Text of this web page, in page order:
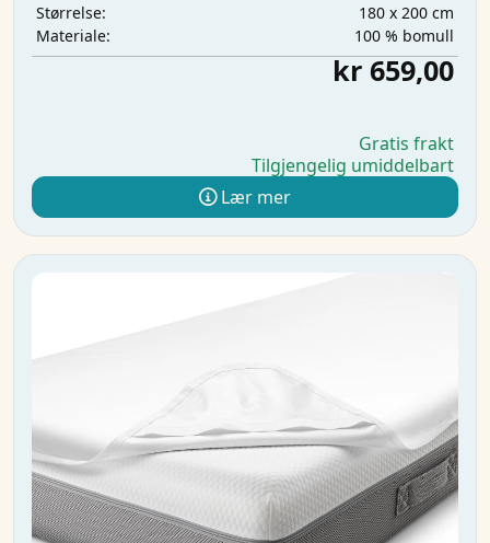
Størrelse:
180 x 200 cm
Materiale:
100 % bomull
kr 659,00
Gratis frakt
Tilgjengelig umiddelbart
Lær mer